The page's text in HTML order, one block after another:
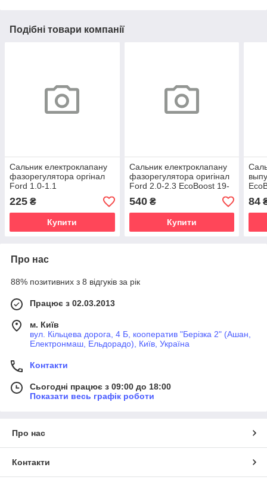
Подібні товари компанії
Сальник електроклапану
фазорегулятора оргінал
Ford 1.0-1.1
EcoBoost/FOX/PHEV
225 ₴
Купити
Сальник електроклапану
фазорегулятора оригінал
Ford 2.0-2.3 EcoBoost 19-
540₴
Купити
84
Про нас
88% позитивних з 8 відгуків за рік
Працює з 02.03.2013
м. Київ
вул. Кільцева дорога, 4 Б, кооператив "Берізка 2" (Ашан,
Електронмаш, Ельдорадо), Київ, Україна
Контакти
Сьогодні працює з 09:00 до 18:00
Показати весь графік роботи
Про нас
Контакти